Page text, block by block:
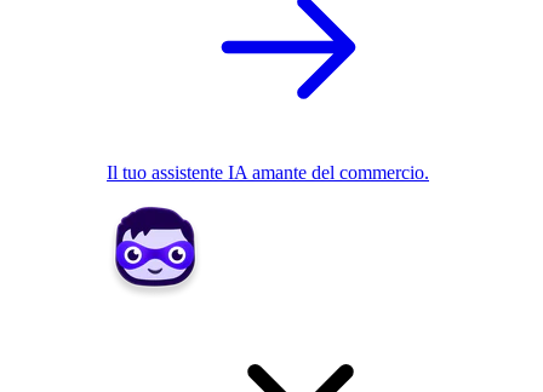
Il tuo assistente IA amante del commercio.